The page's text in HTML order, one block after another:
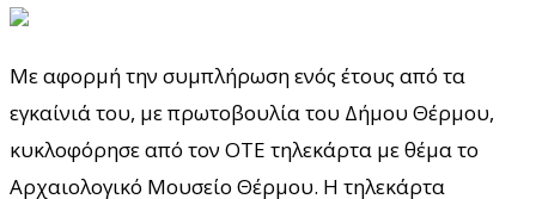
Με αφορμή την συμπλήρωση ενός έτους από τα
εγκαίνιά του, με πρωτοβουλία του Δήμου Θέρμου,
κυκλοφόρησε από τον ΟΤΕ τηλεκάρτα με θέμα το
Αρχαιολογικό Μουσείο Θέρμου. Η τηλεκάρτα